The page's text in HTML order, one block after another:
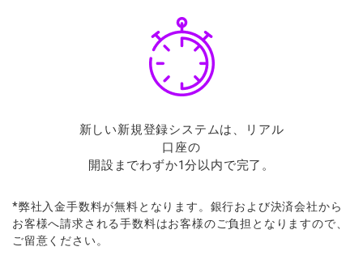
新しい新規登録システムは、リアル
口座の
開設までわずか1分以内で完了。
*弊社入金手数料が無料となります。 銀行および決済会社から
お客様へ請求さ れる手数料はお客様のご負担となりますので、
ご留意ください。